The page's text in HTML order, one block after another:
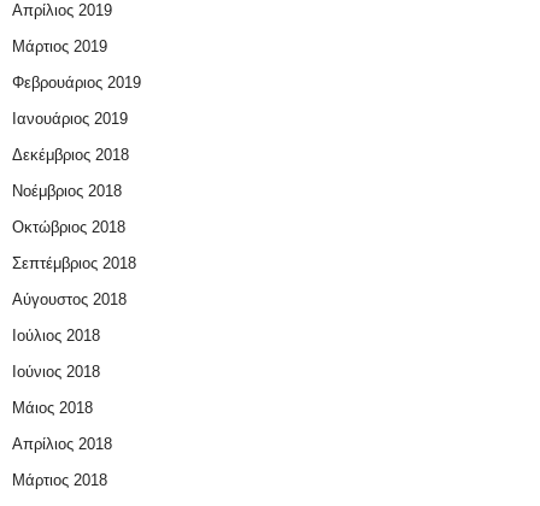
Απρίλιος 2019
Μάρτιος 2019
Φεβρουάριος 2019
Ιανουάριος 2019
Δεκέμβριος 2018
Νοέμβριος 2018
Οκτώβριος 2018
Σεπτέμβριος 2018
Αύγουστος 2018
Ιούλιος 2018
Ιούνιος 2018
Μάιος 2018
Απρίλιος 2018
Μάρτιος 2018